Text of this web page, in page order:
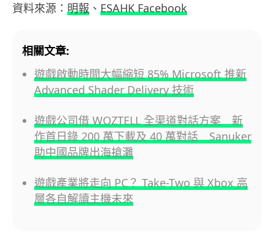
資料來源： 明報 、 ESAHK Facebook
相關文章:
遊戲啟動時間大幅縮短 85% Microsoft 推新
Advanced Shader Delivery 技術
遊戲公司借 WOZTELL 全渠道對話方案 新
作首日錄 200 萬下載及 40 萬對話 Sanuker
助中國品牌出海搶灘
遊戲產業將走向 PC？ Take-Two 與 Xbox 高
層各自解讀主機未來